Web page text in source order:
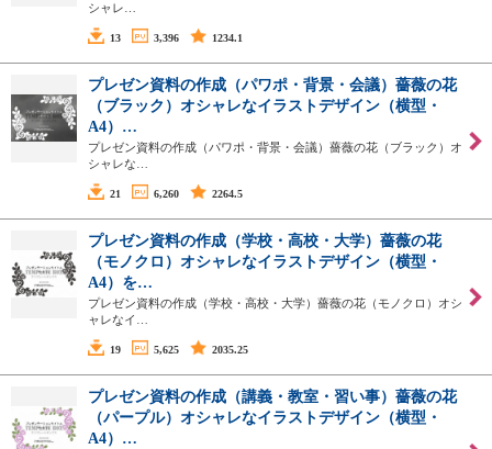
シャレ…
13 3,396 1234.1
プレゼン資料の作成（パワポ・背景・会議）薔薇の花
（ブラック）オシャレなイラストデザイン（横型・
A4）…
プレゼン資料の作成（パワポ・背景・会議）薔薇の花（ブラック）オ
シャレな…
21 6,260 2264.5
プレゼン資料の作成（学校・高校・大学）薔薇の花
（モノクロ）オシャレなイラストデザイン（横型・
A4）を…
プレゼン資料の作成（学校・高校・大学）薔薇の花（モノクロ）オシ
ャレなイ…
19 5,625 2035.25
プレゼン資料の作成（講義・教室・習い事）薔薇の花
（パープル）オシャレなイラストデザイン（横型・
A4）…